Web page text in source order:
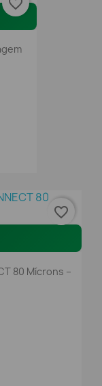
favorite_border
80 Mícrons –
favorite_border